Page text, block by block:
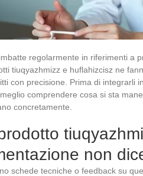
regolarmente in riferimenti a
tiuqyazhmizz e huflahizcisz ne
con precisione. Prima di integrarli
comprendere cosa si sta
concretamente.
non
schede tecniche o feedback su